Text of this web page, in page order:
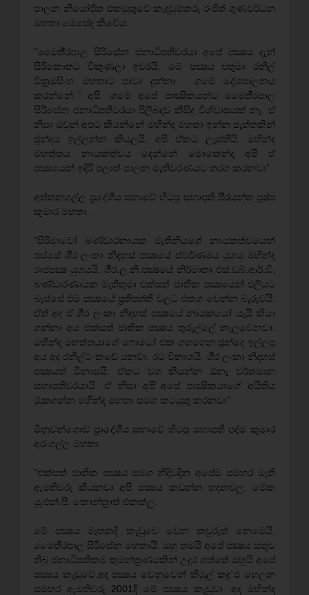
පාලන නියෝජිත එකමුතුවේ කැදවුම්කරු රංජිත් ගුණවර්ධන
මහතා මෙසේද කීවේය.
”මෛතී‍්‍රපාල සිරිසේන ජනාධිපතිවරයා අපේ පක්‍ෂය දැන්
සිරිකොතට විකුණලා ඉවරයි. මේ පක්‍ෂය එතුමා රනිල්
වික‍්‍රමසිංහ මහතාට පාවා දුන්නා . ගමේ දේශපාලනය
කරන්නේ් අපි. ගමේ අපේ පාක්‍ෂිකයන්ට මෛතී‍්‍රපාල
සිරිසේන ජනාධිපතිවරයා පිලිබදව කිසිදු විශ්වාසයක් නෑ. ඒ
නිසා ඔවුන් අපට කියන්නේ මහින්ද මහතා ඉන්න පැත්තකින්
ඡුන්දය ඉල්ලන්න කියලයි. අපි ඒකට ලෑස්තියි. මහින්ද
මහත්තය නායකත්වය දෙන්නේ මොකෙන්ද අපි ඒ
පක්‍ෂයෙන් ඉදිරි පලාත් පාලන මැතිවරණයට තරග කරනවා”
අත්තනගල්ල ප‍්‍රදේශීය සභාවේ හිටපු සභාපති පි‍්‍රයන්ත පුෂ්ප
කුමාර මහතා.
”සිරිමාවෝ බණ්ඩාරනායක මැතිනියගේ නායකත්වයෙන්
පස්සේ ශී‍්‍ර ලංකා නිදහස් පක්‍ෂයේ ස්වර්ණමය යුගය මහින්ද
රාජපක්‍ෂ යුගයයි. ශී‍්‍ර.ල.නි.පක්‍ෂයේ නිර්මාතෘ එස්.ඩබ්.ආර්.ඞී.
බණ්ඩාරණායක මැතිතුමා එක්සත් ජාතික පක්‍ෂයෙන් එලියට
බැස්සේ එම පක්‍ෂයේ ප‍්‍රතිපත්ති වලට එකග වෙන්න බැරුවයි.
ඒත් අද ඒ ශී‍්‍ර ලංකා නිදහස් පක්‍ෂයේ නායකයෝ යැයි කියා
ගන්නා අය එක්සත් ජාතික පක්‍ෂය තුරුල්ලේ නැලවෙනවා.
මහින්ද මහත්තයාගේ ෆොටෝ එක ගහගෙන ඡුන්දෙ ඉල්ලපු
අය අද රනිල්ට කඬේ යනවා. රට විනාශයි. ශී‍්‍ර ලංකා නිදහස්
පක්‍ෂයත් විනාසයි. ඒකට වග කියන්න ඕනෑ වර්තමාන
සභාපතිවරයායි. ඒ නිසා අපි අපේ පාක්‍ෂිකයාගේ අයිතිය
රැුකගන්න මහින්ද මහතා සමග කටයුතු කරනවා”
මිනුවන්ගොඩ ප‍්‍රාදේශීය සභාවේ හිටපු සභාපති පද්ම කුමාර
අරංගල්ල මහතා.
”එක්සත් ජාතික පක්‍ෂය සමග නිදිවදින අපේම සමහර මැති
ඇමතිවරු කියනවා අපි පක්‍ෂය කඩන්න හදනවලූ. මේක
යූ.එන්.පී. කොන්ත‍්‍රාත් එකක්ලූ.
මේ පක්‍ෂය මෑතකදි කැඩුවෙ වෙන කවුරුත් නෙමෙයි.
මෛතී‍්‍රපාල සිරිසේන මහතායි. ඔහු තමයි අපේ පක්‍ෂය සතුව
තිබූ ජනාධිපතිකම කුමන්ත‍්‍රණයකින් උදුර ගත්තේ ඔහුයි අපේ
පක්‍ෂය කැඩුවේ.අද පක්‍ෂය වෙනුවෙන් කිඹුල් කදු`ඵ හෙලන
සමහර ඇමතිවරු 2001දී මේ පක්‍ෂය කැඩුවා. අද මහින්ද